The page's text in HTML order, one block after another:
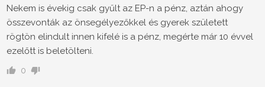
Nekem is évekig csak gyűlt az EP-n a pénz, aztán ahogy
összevonták az önsegélyezőkkel és gyerek született
rögtön elindult innen kifelé is a pénz, megérte már 10 évvel
ezelőtt is beletölteni.
0